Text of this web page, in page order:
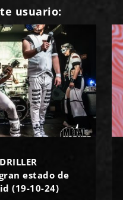
usuario:
estado de
(19-10-24)